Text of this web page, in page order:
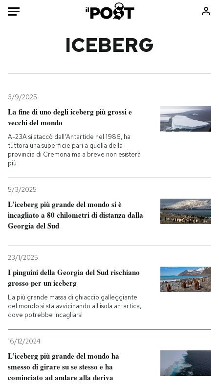
Mondo
Politica
Tecnologia
Internet
Scienza
Economia
Consumismi
Ok Boomer!
Media
Altrecose
NEWSLETTER
I MIEI PREFERITI
CALENDARIO
ICEBERG
3/9/2025
La fine di uno degli iceberg più grossi e
vecchi del mondo
A-23A si staccò dall'Antartide nel 1986, ha
tuttora una superficie pari a quella della
provincia di Cremona ma a breve non esisterà
più
5/3/2025
L’iceberg più grande del mondo si è
incagliato a 80 chilometri di distanza dalla
Georgia del Sud
23/1/2025
I pinguini della Georgia del Sud rischiano
grosso per un iceberg
La più grande massa di ghiaccio galleggiante
del mondo si sta avvicinando all'isola antartica,
dove potrebbe incagliarsi
16/12/2024
L’iceberg più grande del mondo ha
smesso di girare su se stesso e ha
cominciato ad andare alla deriva